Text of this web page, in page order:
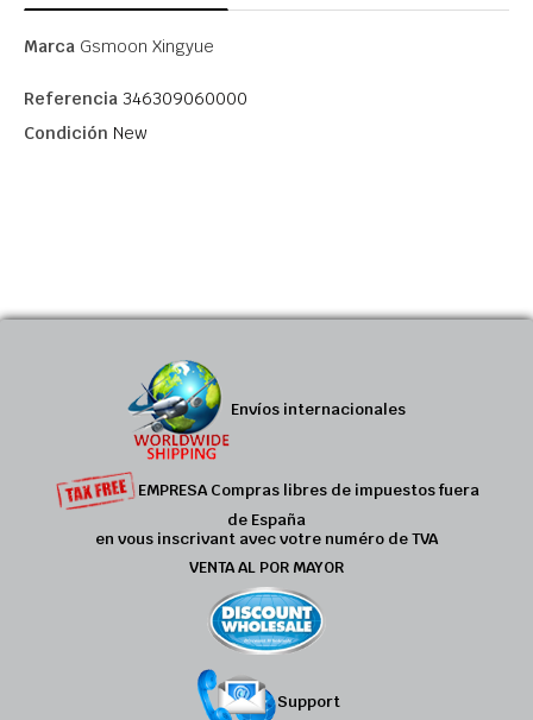
Marca Gsmoon Xingyue
Referencia 346309060000
Condición New
Envíos internacionales
EMPRESA Compras libres de impuestos fuera
de España
en vous inscrivant avec votre numéro de TVA
VENTA AL POR MAYOR
Support